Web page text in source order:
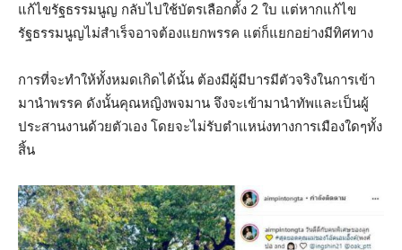
แก้ไขรัฐธรรมนูญ กลับไปใช้บัตรเลือกตั้ง 2 ใบ แต่หากแก้ไข
รัฐธรรมนูญไม่สำเร็จอาจต้องแยกพรรค แต่ก็แยกอย่างมีทิศทาง
การที่จะทำให้ทั้งหมดเกิดได้นั้น ต้องมีผู้มีบารมีตัวจริงในการเข้า
มานำพรรค ดังนั้นคุณหญิงพจมาน จึงจะเข้ามานำทัพและเป็นผู้
ประสานงานด้วยตัวเอง โดยจะไม่รับตำแหน่งทางการเมืองใดๆทั้ง
สิ้น